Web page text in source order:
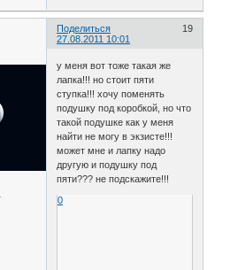
Поделиться
19
27.08.2011 10:01
у меня вот тоже такая же
лапка!!! но стоит пяти
ступка!!! хочу поменять
подушку под коробкой, но что
такой подушке как у меня
найти не могу в экзисте!!!
может мне и лапку надо
другую и подушку под
пяти??? не подскажите!!!
0